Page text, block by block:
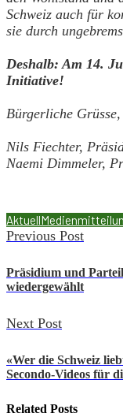
Schweiz auch für
sie durch
Deshalb: Am 14.
Initiative!
Bürgerliche Grüsse,
Nils Fiechter,
Naemi Dimmeler,
Aktuell
Previous Post
Präsidium und
wiedergewählt
Next Post
«Wer die Schweiz
Secondo-Videos für
Related Posts